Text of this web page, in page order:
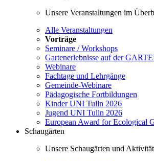
Unsere Veranstaltungen im
Alle Veranstaltungen
Vorträge
Seminare / Workshops
Gartenerlebnisse auf der
Webinare
Fachtage und Lehrgänge
Gemeinde-Webinare
Pädagogische Fortbildungen
Kinder UNI Tulln 2026
Jugend UNI Tulln 2026
European Award for Ecological
Schaugärten
Unsere Schaugärten und